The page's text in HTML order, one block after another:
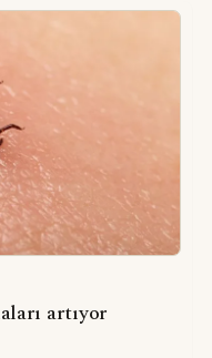
artıyor